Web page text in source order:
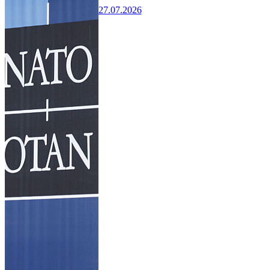
27.07.2026